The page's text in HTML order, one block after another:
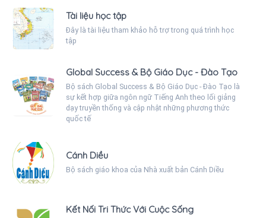
Tài liệu học tập
Đây là tài liệu tham khảo hỗ trợ trong quá trình học
tập
Global Success & Bộ Giáo Dục - Đào Tạo
Bộ sách Global Success & Bộ Giáo Dục - Đào Tạo là
sự kết hợp giữa ngôn ngữ Tiếng Anh theo lối giảng
dạy truyền thống và cập nhật những phương thức
quốc tế
Cánh Diều
Bộ sách giáo khoa của Nhà xuất bản Cánh Diều
Kết Nối Tri Thức Với Cuộc Sống